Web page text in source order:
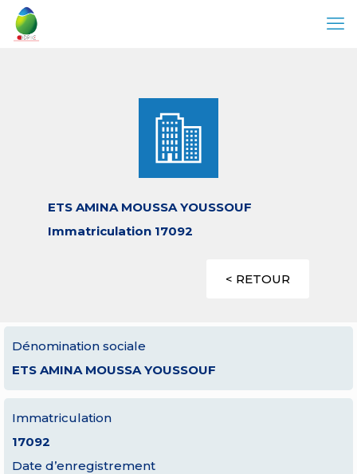
ETS AMINA MOUSSA YOUSSOUF
Immatriculation 17092
< RETOUR
Dénomination sociale
ETS AMINA MOUSSA YOUSSOUF
Immatriculation
17092
Date d’enregistrement